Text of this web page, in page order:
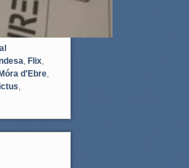
Flix
d'Ebre